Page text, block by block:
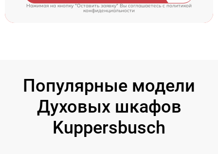
Нажимая на кнопку "Оставить заявку" Вы соглашаетесь c политикой
конфиденциальности
Популярные модели
Духовых шкафов
Kuppersbusch